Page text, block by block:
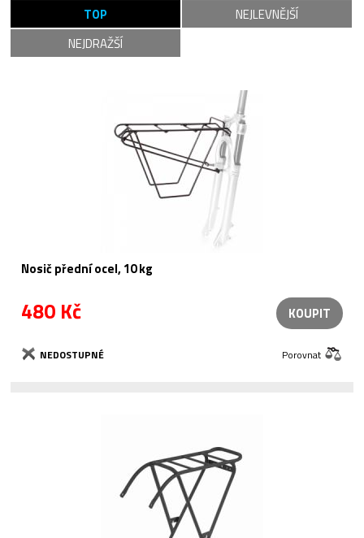
TOP
NEJLEVNĚJŠÍ
NEJDRAŽŠÍ
Nosič přední ocel, 10 kg
480 Kč KOUPIT
NEDOSTUPNÉ Porovnat